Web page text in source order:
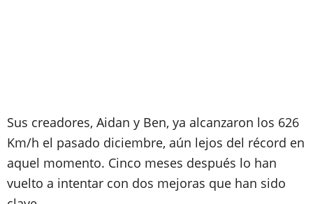
Sus creadores, Aidan y Ben, ya alcanzaron los 626
Km/h el pasado diciembre, aún lejos del récord en
aquel momento. Cinco meses después lo han
vuelto a intentar con dos mejoras que han sido